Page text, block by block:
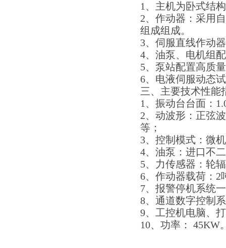
1、主机为卧式结
2、作动器：采用
组成组成。
3、伺服直线作动
4、油泵、电机组
5、泵站配置高质
6、电液伺服动态
三、主要技术性能
1、振动台台面：
2、动波形：正弦
等；
3、控制模式：微
4、油泵：进口不
5、力传感器：轮
6、作动器载荷：2
7、报警停机系统
8、通道数字控制
9、工控机电脑、
10、功率： 45KW